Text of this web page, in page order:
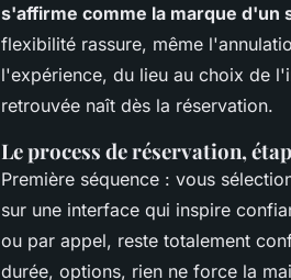
s'affirme comme la marque d'un
flexibilité rassure, même
l'expérience, du lieu au choix de
retrouvée naît dès la réservation.
Le process de réservation,
Première séquence : vous
sur une interface qui inspire
ou par appel, reste totalement
durée, options, rien ne force la